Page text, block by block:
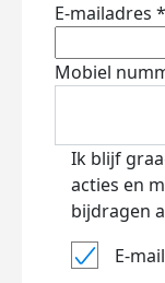
E-mailadres *
Mobiel
Ik blijf
acties en
bijdragen
E-mail